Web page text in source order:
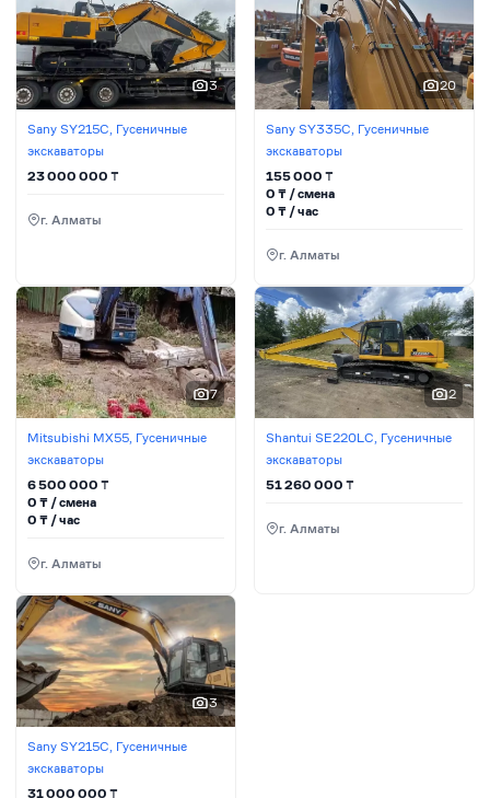
3
Sany SY215C, Гусеничные
экскаваторы
23 000 000 ₸
г. Алматы
20
Sany SY335C, Гусеничные
экскаваторы
155 000₸
0₸ / сменa
0₸ / час
г. Алматы
7
Mitsubishi MX55, Гусеничные
экскаваторы
6 500 000 ₸
0 ₸ / сменa
0 ₸ / час
г. Алматы
2
Shantui SE220LC, Гусеничные
экскаваторы
51 260 000₸
г. Алматы
3
Sany SY215C, Гусеничные
экскаваторы
31 000 000 ₸